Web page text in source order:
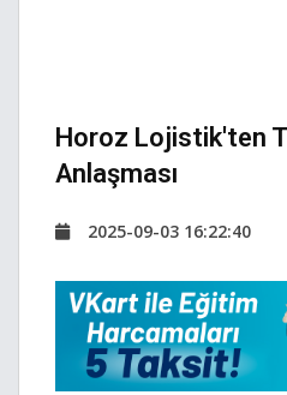
Horoz Lojistik'ten
Anlaşması
2025-09-03 16:22:40